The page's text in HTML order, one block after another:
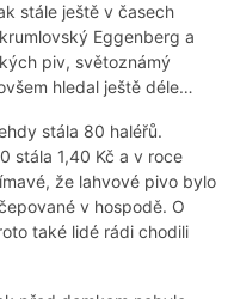
stále ještě v časech
Eggenberg a
piv, světoznámý
hledal ještě déle…
stála 80 haléřů.
stála 1,40 Kč a v roce
že lahvové pivo bylo
v hospodě. O
také lidé rádi chodili